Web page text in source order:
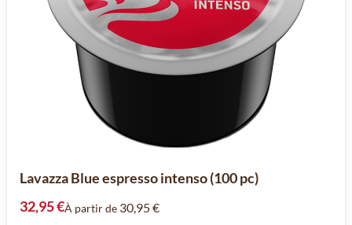
Lavazza Blue espresso intenso (100 pc)
32,95 €À partir de 30,95 €